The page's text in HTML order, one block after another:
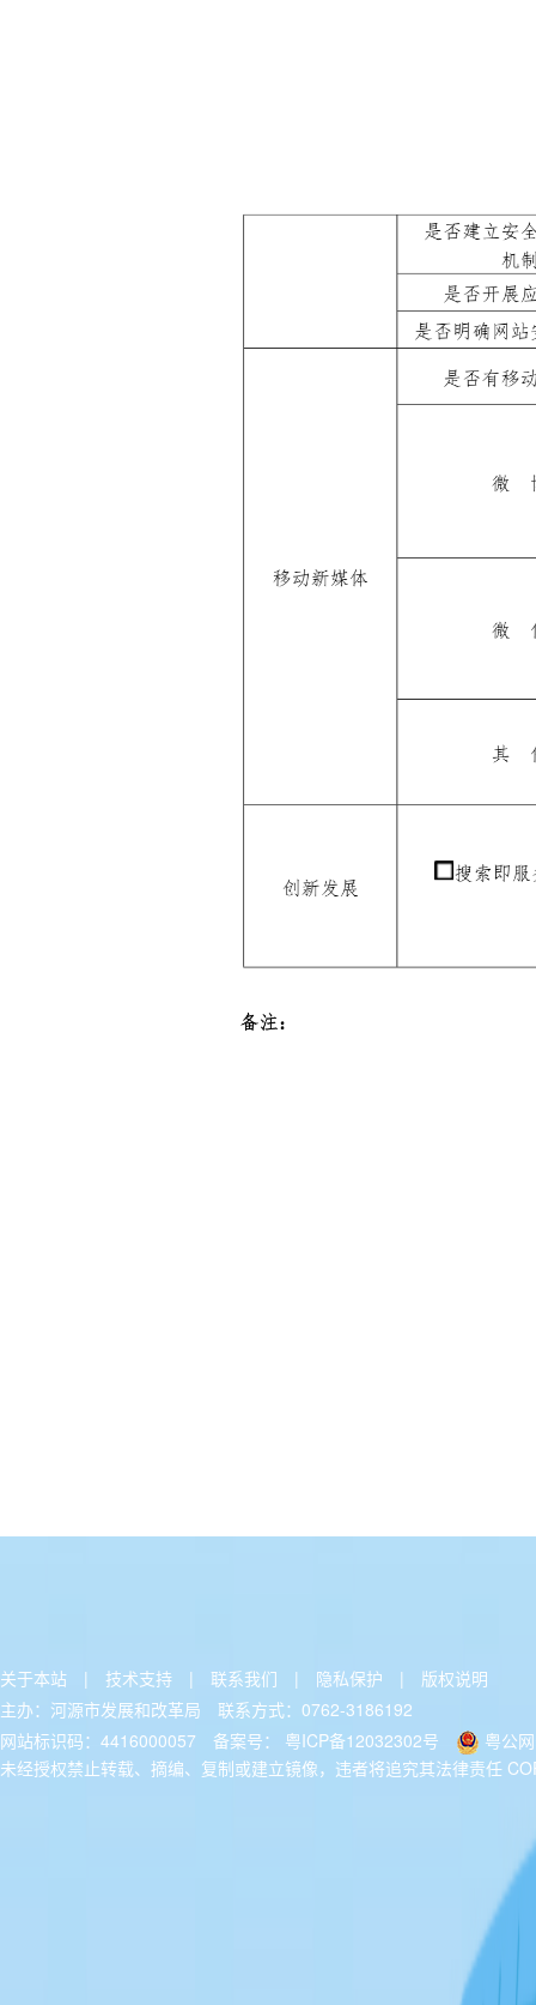
关于本站 | 技术支持 | 联系我们 | 隐私保护 |
版权说明
主办：河源市发展和改革局
联系方式：0762-3186192
网站标识码：4416000057
备案号： 粤ICP备12032302号
粤公
未经授权禁止转载、摘编、复制或建立镜像，违者将追究其法律责任